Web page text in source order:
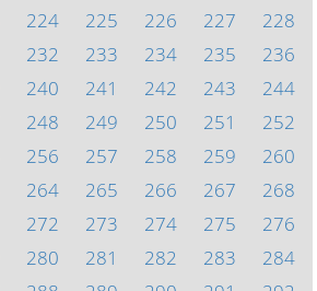
224 225 226 227
228
232 233 234 235
236
240 241 242 243
244
248 249 250 251
252
256 257 258 259
260
264 265 266 267
268
272 273 274 275
276
280 281 282 283
284